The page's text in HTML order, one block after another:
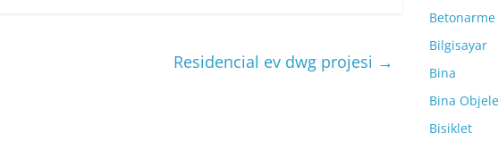
Residencial ev dwg projesi →
Betonarme
Bilgisayar
Bina
Bina
Bisiklet